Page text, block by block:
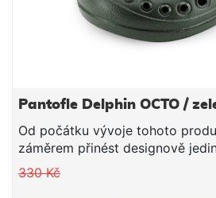
Pantofle Delphin OCTO /
Od počátku vývoje tohoto
záměrem přinést designově
budou splňovat požadavky
funkčnost a komfort během
330 Kč